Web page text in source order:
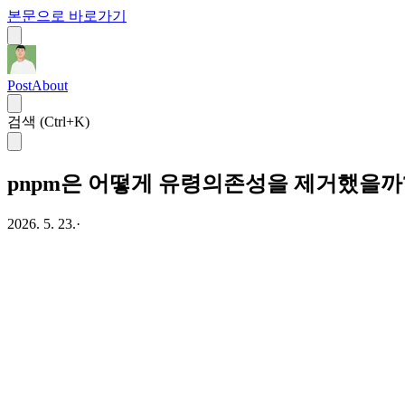
본문으로 바로가기
PostAbout
검색 (Ctrl+K)
pnpm은 어떻게 유령의존성을 제거했을
2026. 5. 23.·